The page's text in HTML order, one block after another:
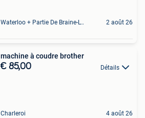
Waterloo + Partie De Braine-L'Alleud, De Ohain 2 août 26
machine à coudre brother
€ 85,00 Détails
Charleroi 4 août 26